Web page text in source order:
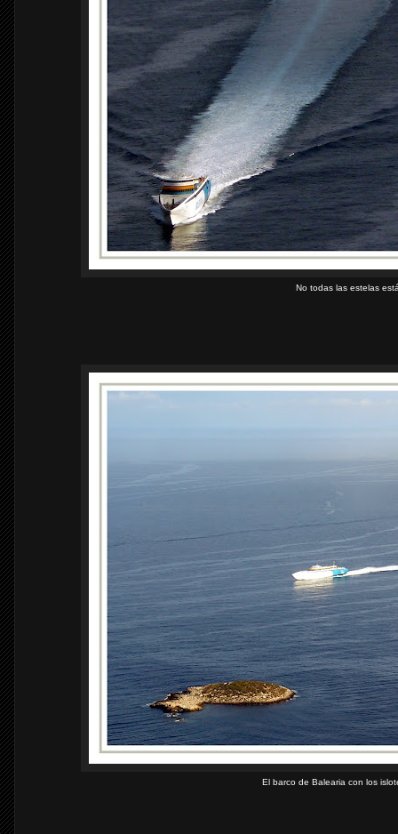
No todas las estelas
El barco de Balearia con los